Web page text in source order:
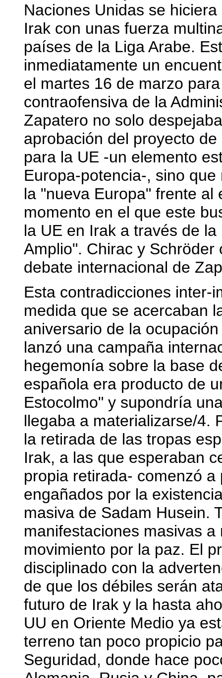
Naciones Unidas se
Irak con unas fuerza
países de la Liga Arabe.
inmediatamente un
el martes 16 de marzo
contraofensiva de la
Zapatero no solo
aprobación del proyecto
para la UE -un elemento
Europa-potencia-, sino
la "nueva Europa" frente al
momento en el que este
la UE en Irak a través de
Amplio". Chirac y
debate internacional de
Esta contradicciones inter-
medida que se acercaban
aniversario de la
lanzó una campaña
hegemonía sobre la base
española era producto de
Estocolmo" y supondría
llegaba a materializarse/4.
la retirada de las tropas
Irak, a las que esperaban
propia retirada- comenzó
engañados por la
masiva de Sadam Husein.
manifestaciones masivas
movimiento por la paz. El
disciplinado con la
de que los débiles serán
futuro de Irak y la hasta
UU en Oriente Medio ya
terreno tan poco propicio
Seguridad, donde hace